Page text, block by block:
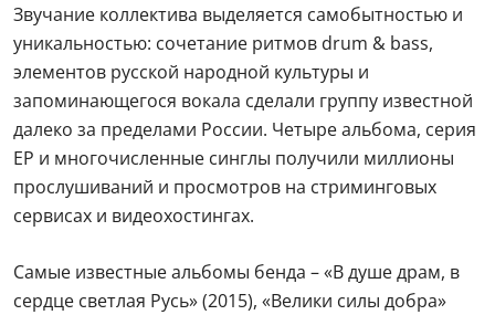
Звучание коллектива выделяется самобытностью и
уникальностью: сочетание ритмов drum & bass,
элементов русской народной культуры и
запоминающегося вокала сделали группу известной
далеко за пределами России. Четыре альбома, серия
EP и многочисленные синглы получили миллионы
прослушиваний и просмотров на стриминговых
сервисах и видеохостингах.
Самые известные альбомы бенда – «В душе драм, в
сердце светлая Русь» (2015), «Велики силы добра»